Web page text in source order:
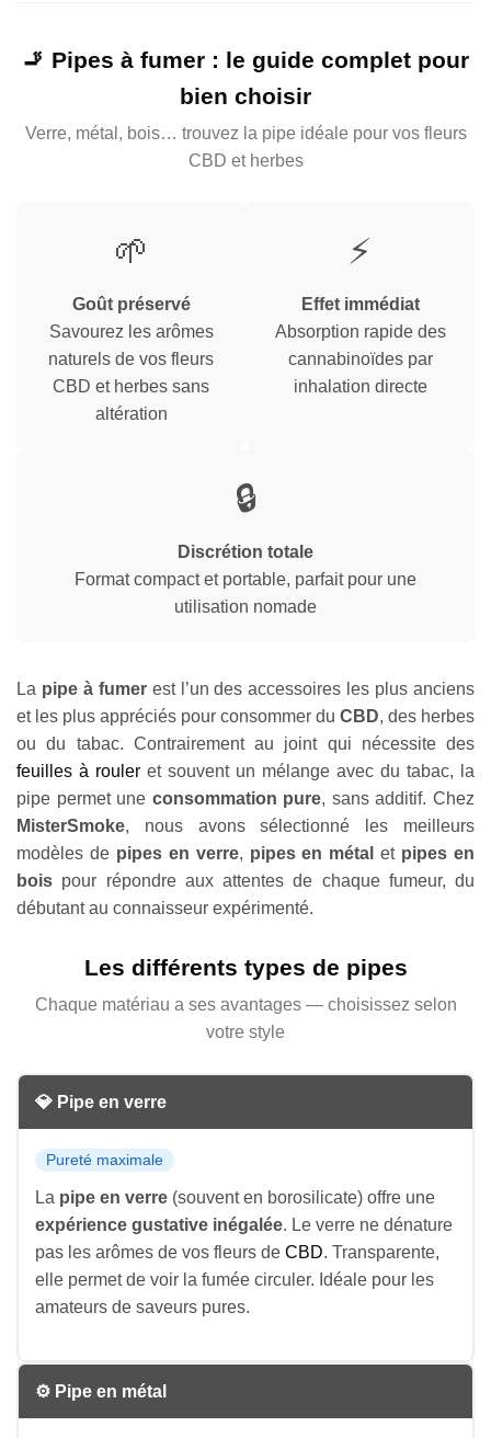
🚬 Pipes à fumer : le guide complet pour
bien choisir
Verre, métal, bois… trouvez la pipe idéale pour vos fleurs
CBD et herbes
🌱
Goût préservé
Savourez les arômes
naturels de vos fleurs
CBD et herbes sans
altération
⚡
Effet immédiat
Absorption rapide des
cannabinoïdes par
inhalation directe
🔒
Discrétion totale
Format compact et portable, parfait pour une
utilisation nomade
La pipe à fumerest l’un des accessoires les plus anciens
et les plus appréciés pour consommer du CBD, des herbes
ou du tabac. Contrairement au joint qui nécessite des
feuilles à rouler et souvent un mélange avec du tabac, la
pipe permet une consommation pure, sans additif. Chez
MisterSmoke, nous avons sélectionné les meilleurs
modèles de pipes en verre, pipes en métal et pipes en
bois pour répondre aux attentes de chaque fumeur, du
débutant au connaisseur expérimenté.
Les différents types de pipes
Chaque matériau a ses avantages — choisissez selon
votre style
💎 Pipe en verre
Pureté maximale
La pipe en verre (souvent en borosilicate) offre une
expérience gustative inégalée. Le verre ne dénature
pas les arômes de vos fleurs de CBD. Transparente,
elle permet de voir la fumée circuler. Idéale pour les
amateurs de saveurs pures.
⚙️ Pipe en métal